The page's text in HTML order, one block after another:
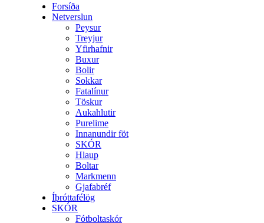
Forsíða
Netverslun
Peysur
Treyjur
Yfirhafnir
Buxur
Bolir
Sokkar
Fatalínur
Töskur
Aukahlutir
Purelime
Innanundir föt
SKÓR
Hlaup
Boltar
Markmenn
Gjafabréf
Íþróttafélög
SKÓR
Fótboltaskór